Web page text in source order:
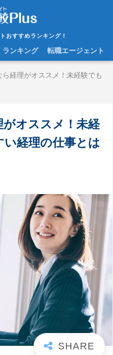
おすすめランキング！
ランキング 転職エージェント
ら経理がオススメ！未経験でも
がオススメ！未経
経理の仕事とは